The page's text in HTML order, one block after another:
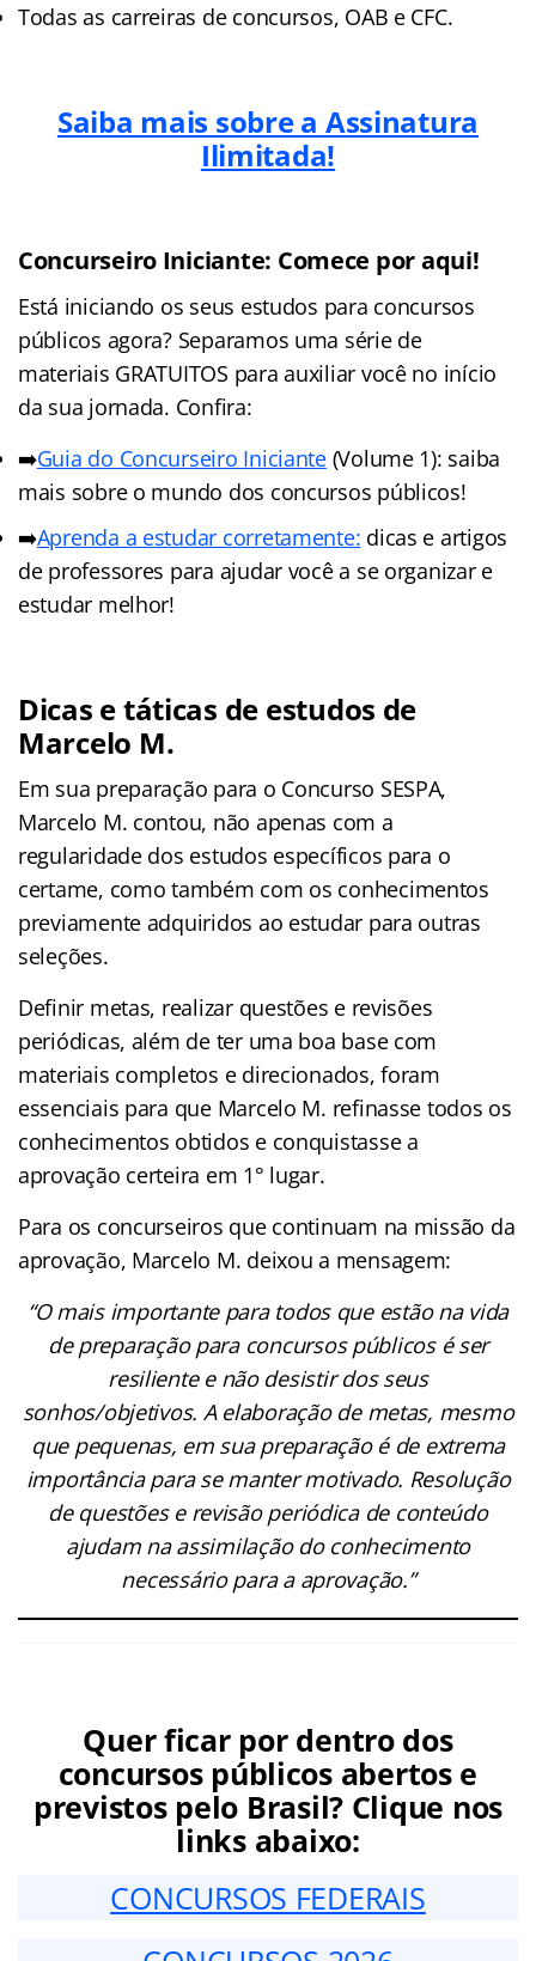
Todas as carreiras de concursos, OAB e CFC.
Saiba mais sobre a Assinatura
Ilimitada!
Concurseiro Iniciante: Comece por aqui!
Está iniciando os seus estudos para concursos
públicos agora? Separamos uma série de
materiais GRATUITOS para auxiliar você no início
da sua jornada. Confira:
➡️Guia do Concurseiro Iniciante(Volume 1): saiba
mais sobre o mundo dos concursos públicos!
➡️Aprenda a estudar corretamente: dicas e artigos
de professores para ajudar você a se organizar e
estudar melhor!
Dicas e táticas de estudos de
Marcelo M.
Em sua preparação para o Concurso SESPA,
Marcelo M. contou, não apenas com a
regularidade dos estudos específicos para o
certame, como também com os conhecimentos
previamente adquiridos ao estudar para outras
seleções.
Definir metas, realizar questões e revisões
periódicas, além de ter uma boa base com
materiais completos e direcionados, foram
essenciais para que Marcelo M. refinasse todos os
conhecimentos obtidos e conquistasse a
aprovação certeira em 1° lugar.
Para os concurseiros que continuam na missão da
aprovação, Marcelo M. deixou a mensagem:
“O mais importante para todos que estão na vida
de preparação para concursos públicos é ser
resiliente e não desistir dos seus
sonhos/objetivos. A elaboração de metas, mesmo
que pequenas, em sua preparação é de extrema
importância para se manter motivado. Resolução
de questões e revisão periódica de conteúdo
ajudam na assimilação do conhecimento
necessário para a aprovação.”
Quer ficar por dentro dos
concursos públicos abertos e
previstos pelo Brasil? Clique nos
links abaixo:
CONCURSOS FEDERAIS